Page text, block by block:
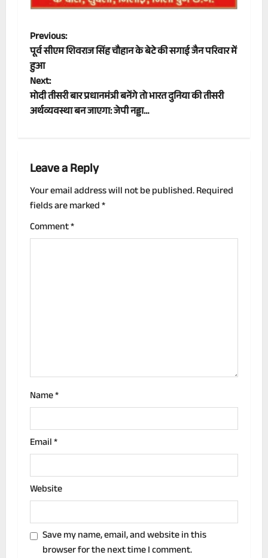
P
o
s
t
a
v
i
g
n
Previous:
पूर्व सीएम शिवराज सिंह चौहान के बेटे की सगाई जैन परिवार में
हुआ
Next:
मोदी तीसरी बार प्रधानमंत्री बनेंगे तो भारत दुनिया की तीसरी
अर्थव्यवस्था बन जाएगा: जेपी नड्डा…
Leave a Reply
Your email address will not be published.Required
fields are marked*
Comment*
Name*
Email*
Website
Save my name, email, and website in this
browser for the next time I comment.